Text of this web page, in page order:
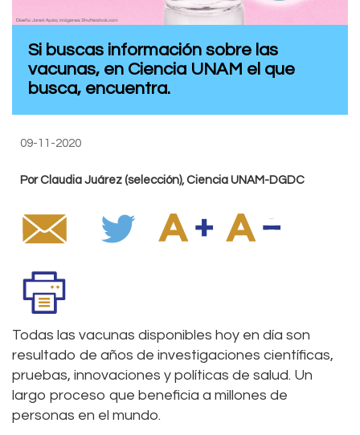
Si buscas información sobre las
vacunas, en Ciencia UNAM el que
busca, encuentra.
09-11-2020
Por Claudia Juárez (selección), Ciencia UNAM-DGDC
Todas las vacunas disponibles hoy en día son
resultado de años de investigaciones científicas,
pruebas, innovaciones y políticas de salud. Un
largo proceso que beneficia a millones de
personas en el mundo.